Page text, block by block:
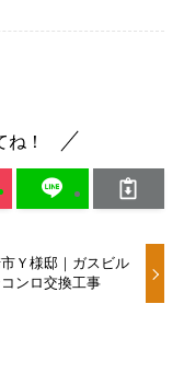
！
Ｙ様邸｜ガスビル
コンロ交換工事